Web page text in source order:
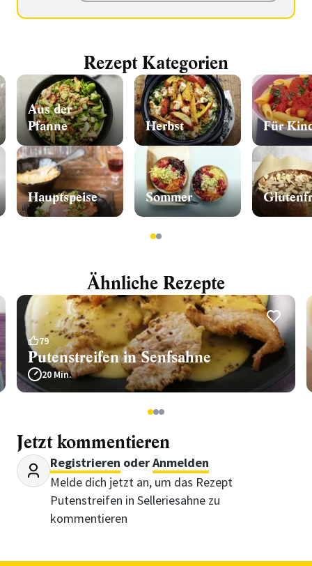
Rezept Kategorien
Aus der
Pfanne
Hauptspeise
Herbst
Sommer
Für
12
Ähnliche Rezepte
79
Putenstreifen in Senfsahne
20 Min.
123
Jetzt kommentieren
Registrieren oderAnmelden
Melde dich jetzt an, um das Rezept
Putenstreifen in Selleriesahne zu
kommentieren